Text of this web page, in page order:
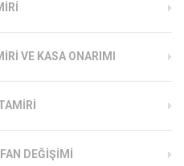
VE KASA ONARIMI
DEĞIŞIMI